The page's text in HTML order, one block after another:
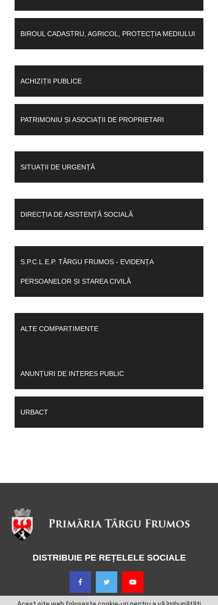
BIROUL CADASTRU, AGRICOL, PROTECȚIA MEDIULUI
ACHIZIȚII PUBLICE
PATRIMONIU ȘI ASOCIAȚII DE PROPRIETARI
SITUAȚII DE URGENȚĂ
DIRECȚIA DE ASISTENȚĂ SOCIALĂ
S.P.C.L.E.P. TÂRGU FRUMOS - EVIDENȚA
PERSOANELOR ȘI STAREA CIVILĂ
ALTE COMPARTIMENTE
ANUNȚURI DE INTERES PUBLIC
URBACT
DISTRIBUIE PE REȚELELE SOCIALE